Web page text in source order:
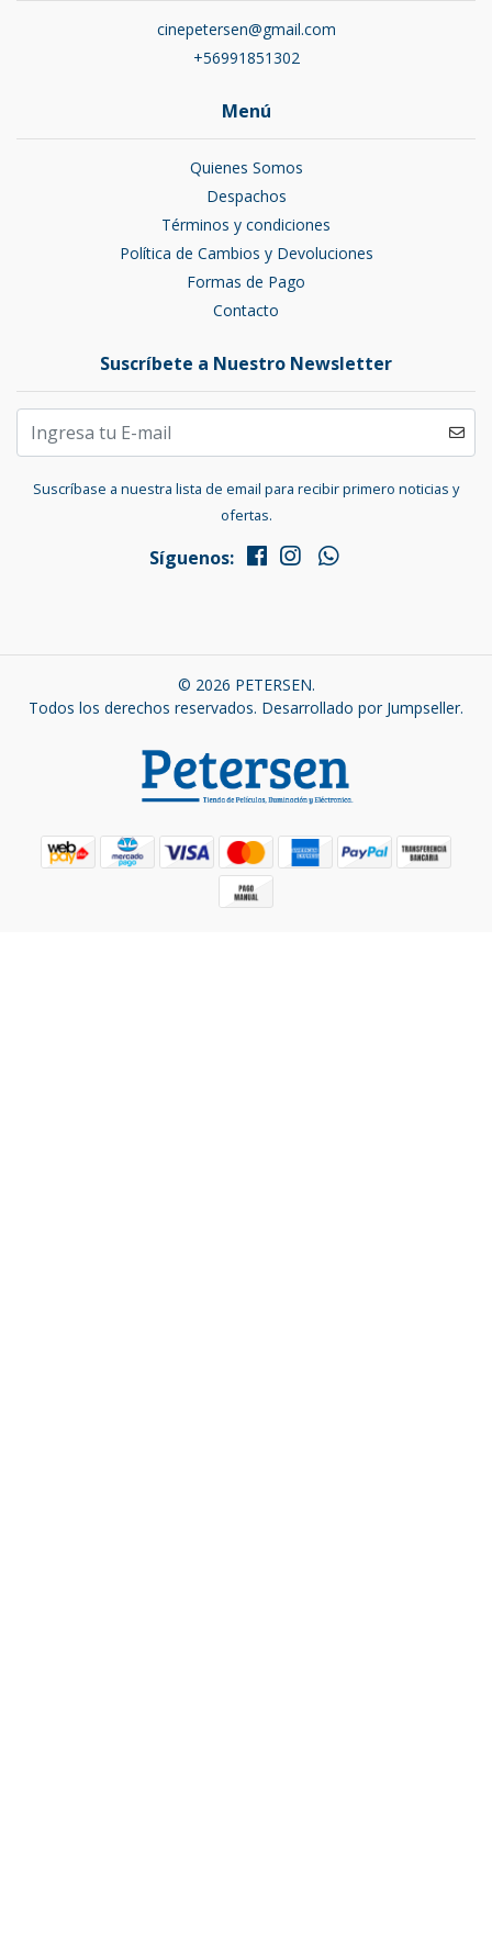
cinepetersen@gmail.com
+56991851302
Menú
Quienes Somos
Despachos
Términos y condiciones
Política de Cambios y Devoluciones
Formas de Pago
Contacto
Suscríbete a Nuestro Newsletter
Suscríbase a nuestra lista de email para recibir primero noticias y
ofertas.
Síguenos:
© 2026 PETERSEN.
Todos los derechos reservados. Desarrollado por Jumpseller.